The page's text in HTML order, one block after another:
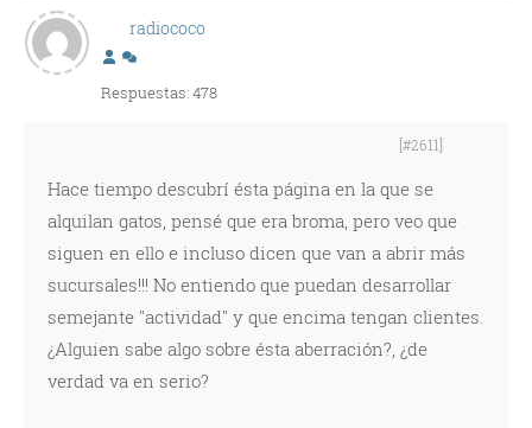
radiococo
Respuestas: 478
[#2611]
Hace tiempo descubrí ésta página en la que se
alquilan gatos, pensé que era broma, pero veo que
siguen en ello e incluso dicen que van a abrir más
sucursales!!! No entiendo que puedan desarrollar
semejante "actividad" y que encima tengan clientes.
¿Alguien sabe algo sobre ésta aberración?, ¿de
verdad va en serio?